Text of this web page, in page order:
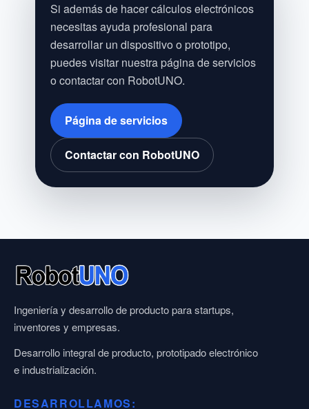
Si además de hacer cálculos electrónicos
necesitas ayuda profesional para
desarrollar un dispositivo o prototipo,
puedes visitar nuestra página de servicios
o contactar con RobotUNO.
Página de servicios
Contactar con RobotUNO
Ingeniería y desarrollo de producto para startups,
inventores y empresas.
Desarrollo integral de producto, prototipado electrónico
e industrialización.
DESARROLLAMOS: